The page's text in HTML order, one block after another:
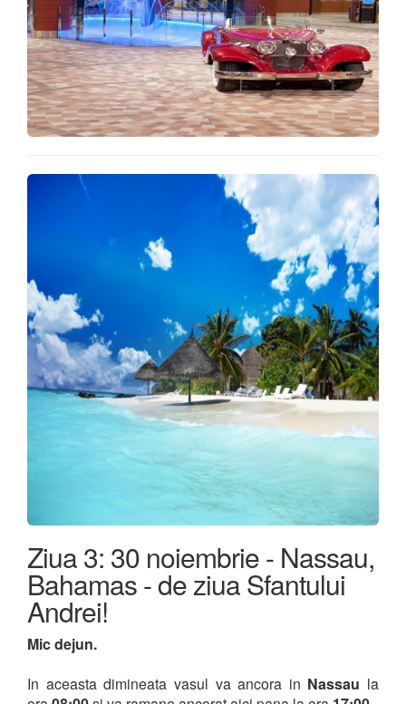
Ziua 3: 30 noiembrie - Nassau,
Bahamas - de ziua Sfantului
Andrei!
Mic dejun.
In aceasta dimineata vasul va ancora in Nassau la